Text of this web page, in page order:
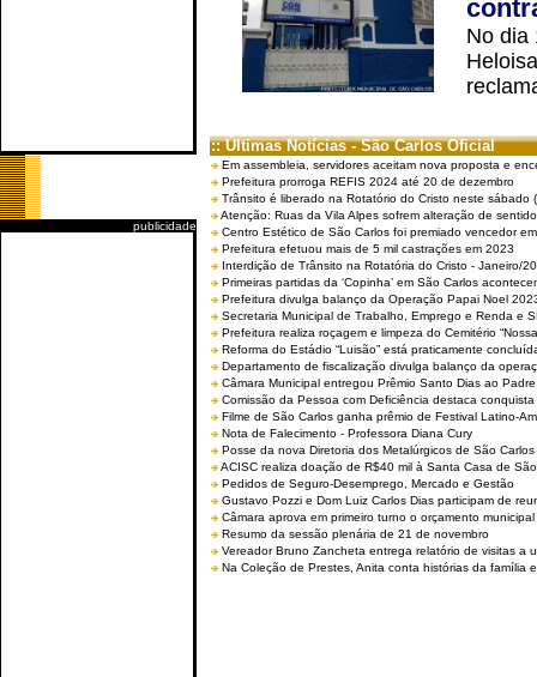
publicidade
No dia
:: Últimas Notícias - São Carlos Oficial
Em assembleia, servidores aceitam nova proposta e
Prefeitura prorroga REFIS 2024 até 20 de dezembro
Trânsito é liberado na Rotatório do Cristo neste sábado
Atenção: Ruas da Vila Alpes sofrem alteração de
Centro Estético de São Carlos foi premiado vencedor
Prefeitura efetuou mais de 5 mil castrações em 2023
Interdição de Trânsito na Rotatória do Cristo - Janeiro/
Primeiras partidas da ‘Copinha’ em São Carlos
Prefeitura divulga balanço da Operação Papai Noel
Secretaria Municipal de Trabalho, Emprego e Renda e
Prefeitura realiza roçagem e limpeza do Cemitério
Reforma do Estádio “Luisão” está praticamente
Departamento de fiscalização divulga balanço da
Câmara Municipal entregou Prêmio Santo Dias ao
Comissão da Pessoa com Deficiência destaca
Filme de São Carlos ganha prêmio de Festival Latino-
Nota de Falecimento - Professora Diana Cury
Posse da nova Diretoria dos Metalúrgicos de São
ACISC realiza doação de R$40 mil à Santa Casa de
Pedidos de Seguro-Desemprego, Mercado e Gestão
Gustavo Pozzi e Dom Luiz Carlos Dias participam de
Câmara aprova em primeiro turno o orçamento
Resumo da sessão plenária de 21 de novembro
Vereador Bruno Zancheta entrega relatório de visitas a
Na Coleção de Prestes, Anita conta histórias da família